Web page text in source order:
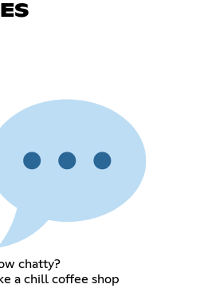
chatty?
a chill coffee shop